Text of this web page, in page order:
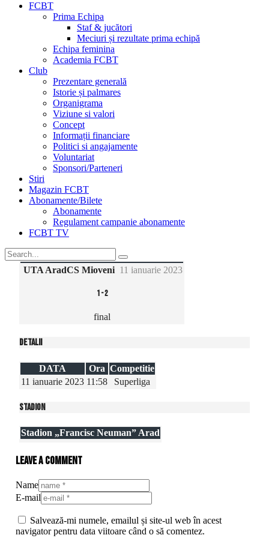
FCBT
Prima Echipa
Staf & jucători
Meciuri și rezultate prima echipă
Echipa feminina
Academia FCBT
Club
Prezentare generală
Istorie și palmares
Organigrama
Viziune si valori
Concept
Informații financiare
Politici si angajamente
Voluntariat
Sponsori/Parteneri
Stiri
Magazin FCBT
Abonamente/Bilete
Abonamente
Regulament campanie abonamente
FCBT TV
UTA AradCS Mioveni 11 ianuarie 2023
1 -2
final
Detalii
DATA Ora Competitie
11 ianuarie 2023 11:58 Superliga
Stadion
Stadion „Francisc Neuman” Arad
Leave a comment
Name
E-mail
Salvează-mi numele, emailul și site-ul web în acest
navigator pentru data viitoare când o să comentez.